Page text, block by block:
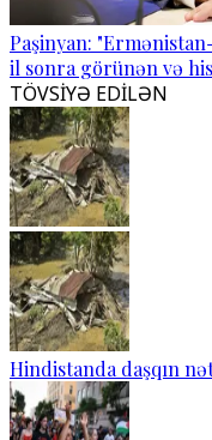
Paşinyan:
il sonra görünən və
TÖVSİYƏ EDİLƏN
Hindistanda daşqın